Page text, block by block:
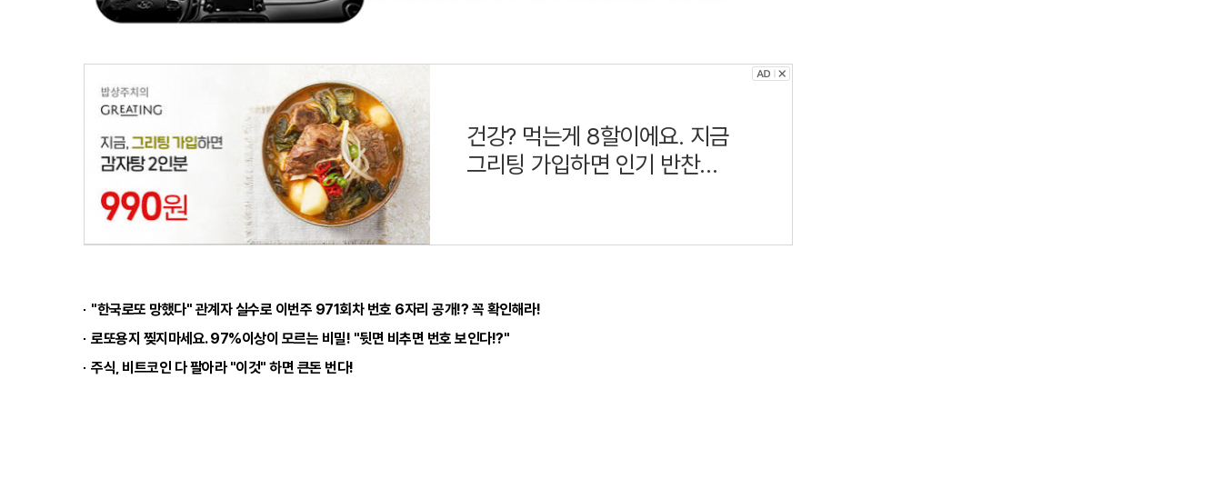
건강? 먹는게 8할이에요. 지금
그리팅 가입하면 인기 반찬
"한국로또 망했다" 관계자 실수로 이번주 971회차 번호 6자리 공개!? 꼭 확인해라!
로또용지 찢지마세요. 97%이상이 모르는 비밀! "뒷면 비추면 번호 보인다!?"
주식, 비트코인 다 팔아라 "이것" 하면 큰돈 번다!